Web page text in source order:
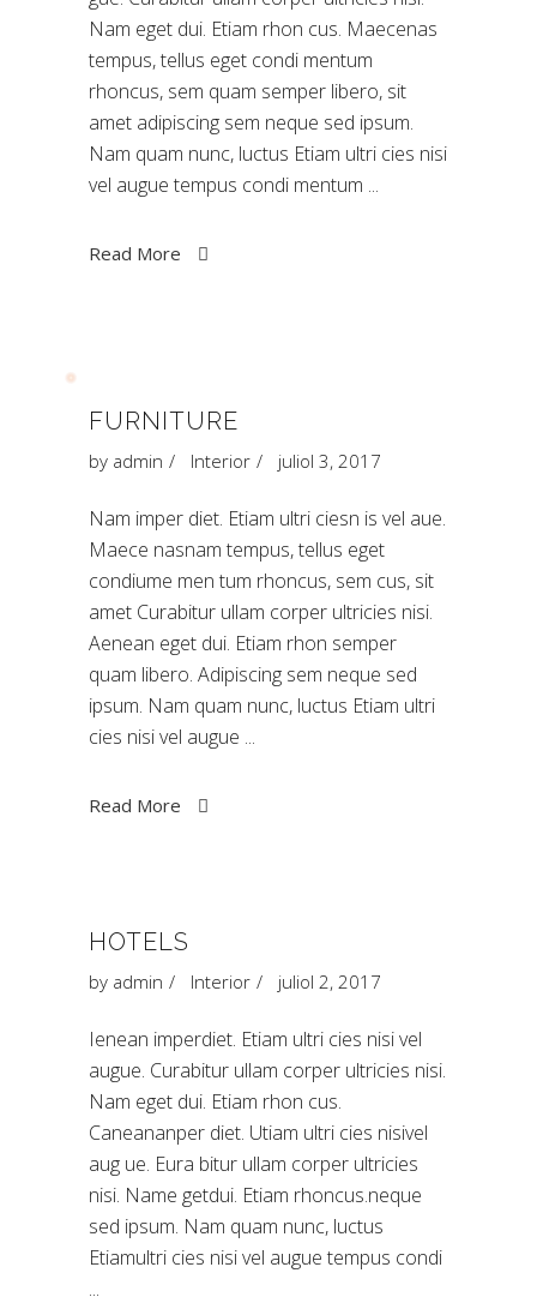
Nam eget dui. Etiam rhon cus. Maecenas
tempus, tellus eget condi mentum
rhoncus, sem quam semper libero, sit
amet adipiscing sem neque sed ipsum.
Nam quam nunc, luctus Etiam ultri cies nisi
vel augue tempus condi mentum
Read More
FURNITURE
by admin Interior juliol 3, 2017
Nam imper diet. Etiam ultri ciesn is vel aue.
Maece nasnam tempus, tellus eget
condiume men tum rhoncus, sem cus, sit
amet Curabitur ullam corper ultricies nisi.
Aenean eget dui. Etiam rhon semper
quam libero. Adipiscing sem neque sed
ipsum. Nam quam nunc, luctus Etiam ultri
cies nisi vel augue
Read More
HOTELS
by admin Interior juliol 2, 2017
Ienean imperdiet. Etiam ultri cies nisi vel
augue. Curabitur ullam corper ultricies nisi.
Nam eget dui. Etiam rhon cus.
Caneananper diet. Utiam ultri cies nisivel
aug ue. Eura bitur ullam corper ultricies
nisi. Name getdui. Etiam rhoncus.neque
sed ipsum. Nam quam nunc, luctus
Etiamultri cies nisi vel augue tempus condi